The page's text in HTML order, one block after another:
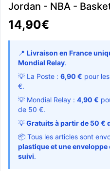
Jordan - NBA -
14,90€
📍 Livraison en France
Mondial Relay.
💡 La Poste : 6,90 € pour
€.
💡 Mondial Relay : 4,90 €
de 50 €.
💡Gratuits à partir de 50 €
📦 Tous les articles sont
plastique et une
suivi.